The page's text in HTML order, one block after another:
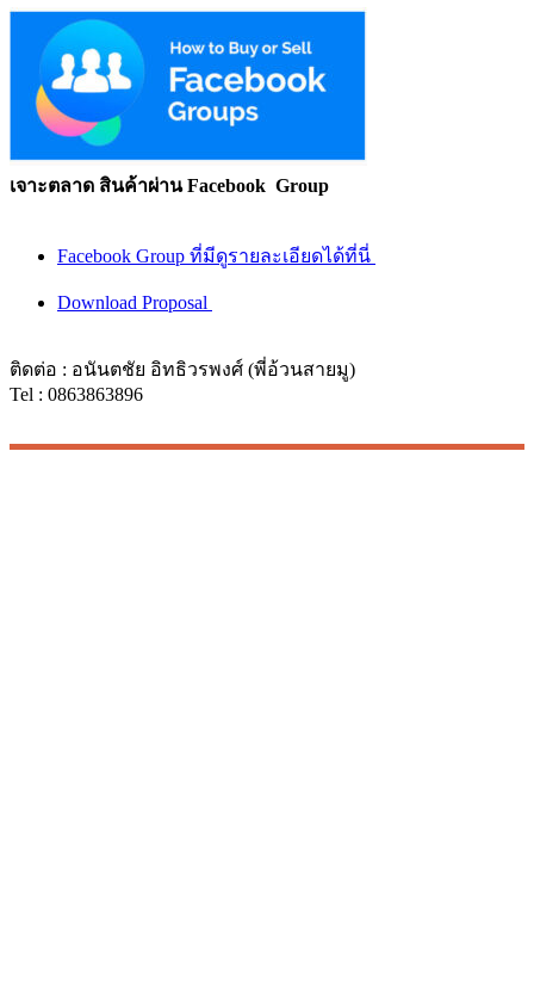
เจาะตลาด สินค้าผ่าน Facebook Group
Facebook Group ที่มีดูรายละเอียดได้ที่นี่
Download Proposal
ติดต่อ : อนันตชัย อิทธิวรพงศ์ (พี่อ้วนสายมู)
Tel : 0863863896